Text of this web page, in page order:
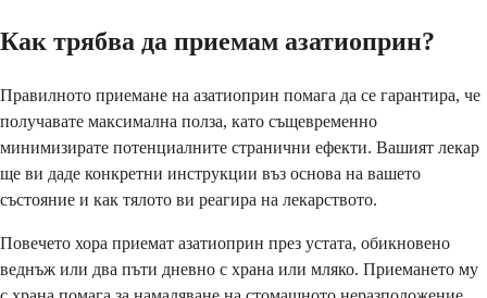
Как трябва да приемам азатиоприн?
Правилното приемане на азатиоприн помага да се гарантира, че
получавате максимална полза, като същевременно
минимизирате потенциалните странични ефекти. Вашият лекар
ще ви даде конкретни инструкции въз основа на вашето
състояние и как тялото ви реагира на лекарството.
Повечето хора приемат азатиоприн през устата, обикновено
веднъж или два пъти дневно с храна или мляко. Приемането му